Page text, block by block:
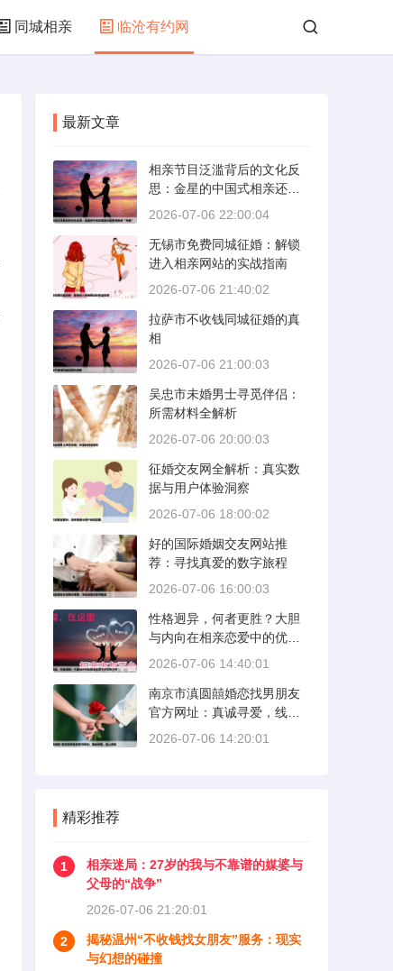
同城相亲 临沧有约网
最新文章
相亲节目泛滥背后的文化反
思：金星的中国式相亲还能
否保持其“完美”
2026-07-06 22:00:04
无锡市免费同城征婚：解锁
进入相亲网站的实战指南
2026-07-06 21:40:02
拉萨市不收钱同城征婚的真
相
2026-07-06 21:00:03
吴忠市未婚男士寻觅伴侣：
所需材料全解析
2026-07-06 20:00:03
征婚交友网全解析：真实数
据与用户体验洞察
2026-07-06 18:00:02
好的国际婚姻交友网站推
荐：寻找真爱的数字旅程
2026-07-06 16:00:03
性格迥异，何者更胜？大胆
与内向在相亲恋爱中的优势
分析
2026-07-06 14:40:01
南京市滇圆囍婚恋找男朋友
官方网址：真诚寻爱，线上
启航
2026-07-06 14:20:01
精彩推荐
1
相亲迷局：27岁的我与不靠谱的媒婆与
父母的“战争”
2026-07-06 21:20:01
2
揭秘温州“不收钱找女朋友”服务：现实
与幻想的碰撞